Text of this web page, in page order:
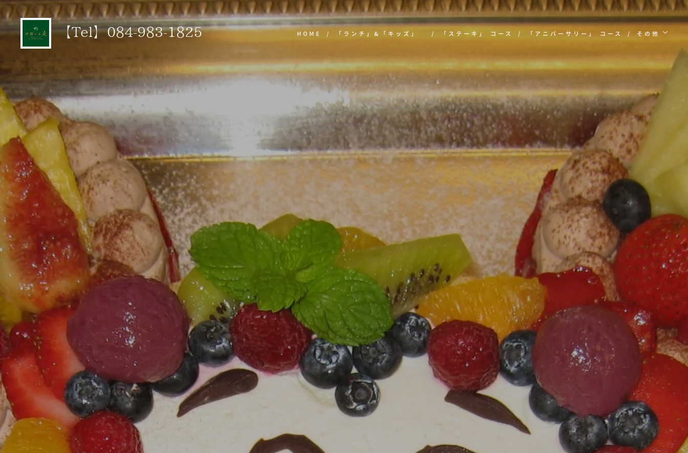
【Tel】084-983-1825 HOME 「ランチ」&「キッズ」 「ステーキ」 コース 「アニバーサリー」 コース その他